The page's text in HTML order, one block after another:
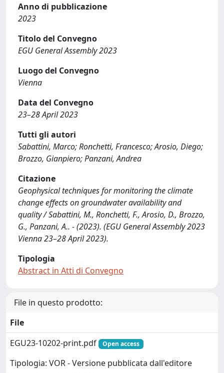
Anno di pubblicazione
2023
Titolo del Convegno
EGU General Assembly 2023
Luogo del Convegno
Vienna
Data del Convegno
23–28 April 2023
Tutti gli autori
Sabattini, Marco; Ronchetti, Francesco; Arosio, Diego;
Brozzo, Gianpiero; Panzani, Andrea
Citazione
Geophysical techniques for monitoring the climate
change effects on groundwater availability and
quality / Sabattini, M., Ronchetti, F., Arosio, D., Brozzo,
G., Panzani, A.. - (2023). (EGU General Assembly 2023
Vienna 23–28 April 2023).
Tipologia
Abstract in Atti di Convegno
File in questo prodotto:
File
EGU23-10202-print.pdf
Open access
Tipologia: VOR - Versione pubblicata dall'editore